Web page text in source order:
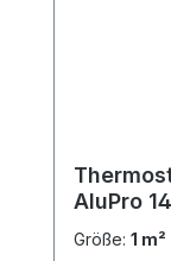
AluPro
Klickvinyl
Größe: 1 m²